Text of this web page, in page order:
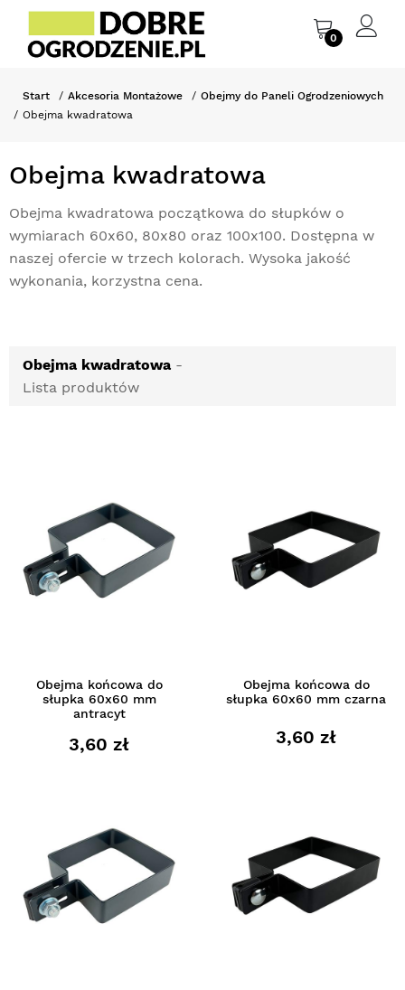
0
Start Akcesoria Montażowe
Obejmy do Paneli Ogrodzeniowych
Obejma kwadratowa
Obejma kwadratowa
Obejma kwadratowa początkowa do słupków o
wymiarach 60x60, 80x80 oraz 100x100. Dostępna w
naszej ofercie w trzech kolorach. Wysoka jakość
wykonania, korzystna cena.
Obejma kwadratowa-
Lista produktów
Obejma końcowa do
słupka 60x60 mm
antracyt
3,60 zł
Obejma końcowa do
słupka 60x60 mm czarna
3,60 zł